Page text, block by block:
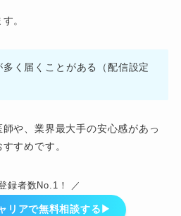
。
く届くことがある（配信設定
や、業界最大手の安心感があっ
すめです。
録者数No.1！ ／
リアで無料相談する▶︎